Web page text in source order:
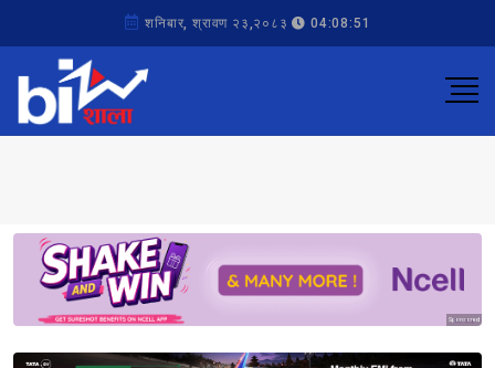
शनिबार, श्रावण २३,२०८३ 04:08:51
Sponsored